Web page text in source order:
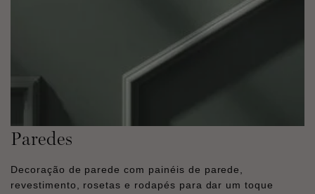
Paredes
Decoração de parede com painéis de parede,
revestimento, rosetas e rodapés para dar um toque